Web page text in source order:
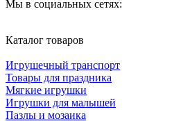
Мы в социальных сетях:
Каталог товаров
Игрушечный транспорт
Товары для праздника
Мягкие игрушки
Игрушки для малышей
Пазлы и мозаика